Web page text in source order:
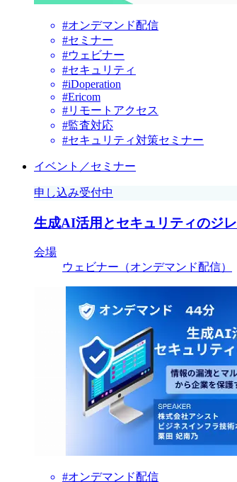
#オンデマンド配信
#セミナー
#ウェビナー
#セキュリティ
#iDoperation
#Ericom
#リモートアクセス
#監査対応
#セキュリティ対策セミナー
イベント／セミナー
申し込み受付中
生成AI活用とセキュリティのジ
会場
ウェビナー（オンデマンド配信）
#オンデマンド配信